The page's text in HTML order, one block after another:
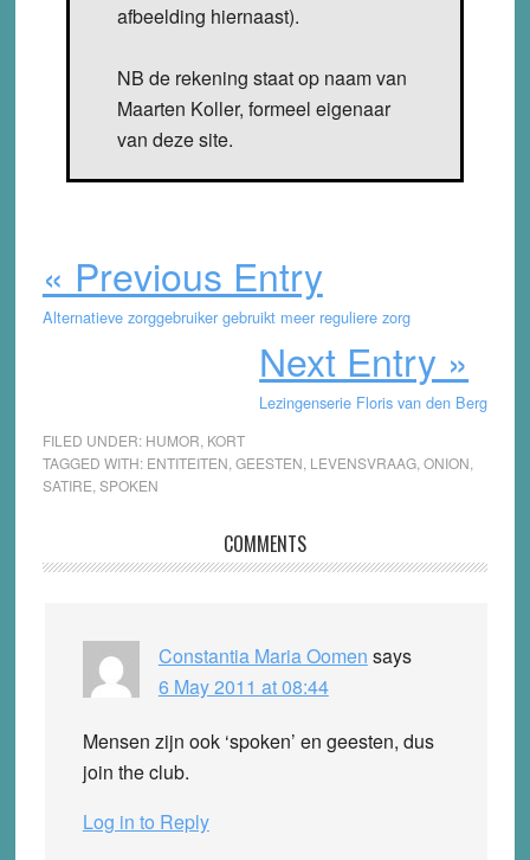
afbeelding hiernaast).
NB de rekening staat op naam van
Maarten Koller, formeel eigenaar
van deze site.
« Previous Entry
Alternatieve zorggebruiker gebruikt meer reguliere zorg
Next Entry »
Lezingenserie Floris van den Berg
FILED UNDER: HUMOR KORT
TAGGED WITH: ENTITEITEN GEESTEN LEVENSVRAAG, ONION
SATIRE SPOKEN
Interactions
COMMENTS
Constantia Maria Oomen says
6 May 2011 at 08:44
Mensen zijn ook ‘spoken’ en geesten, dus
join the club.
Log in to Reply